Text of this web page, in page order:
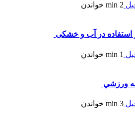
2 min
خواندن
در آب و خشکی
1 min
خواندن
3 min
خواندن